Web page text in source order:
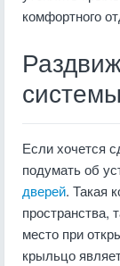
комфортного
системы
Если хочется
подумать об
дверей. Такая
пространства,
место при
крыльцо